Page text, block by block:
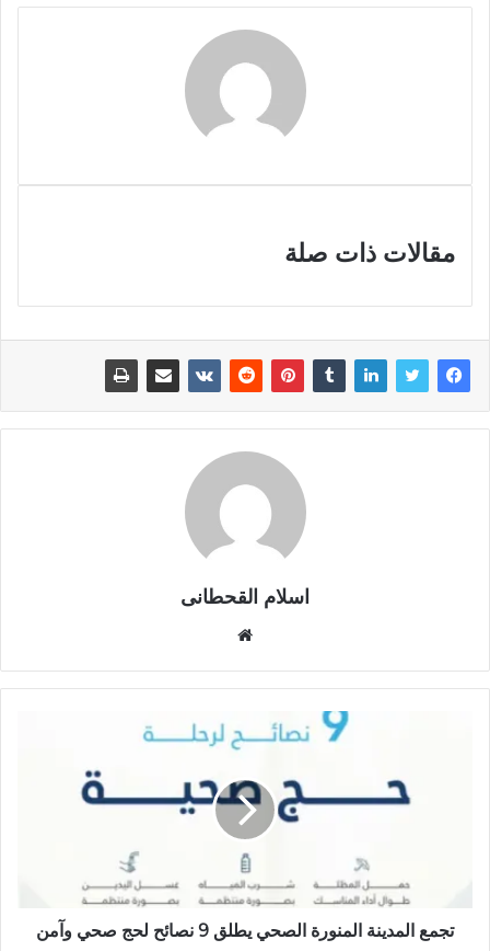
مقالات ذات صلة
اسلام القحطانى
ق
ا
و
ب
تجمع المدينة المنورة الصحي يطلق 9 نصائح لحج صحي وآمن